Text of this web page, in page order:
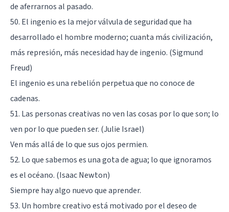
de aferrarnos al pasado.
50. El ingenio es la mejor válvula de seguridad que ha
desarrollado el hombre moderno; cuanta más civilización,
más represión, más necesidad hay de ingenio. (Sigmund
Freud)
El ingenio es una rebelión perpetua que no conoce de
cadenas.
51. Las personas creativas no ven las cosas por lo que son; lo
ven por lo que pueden ser. (Julie Israel)
Ven más allá de lo que sus ojos permien.
52. Lo que sabemos es una gota de agua; lo que ignoramos
es el océano. (Isaac Newton)
Siempre hay algo nuevo que aprender.
53. Un hombre creativo está motivado por el deseo de